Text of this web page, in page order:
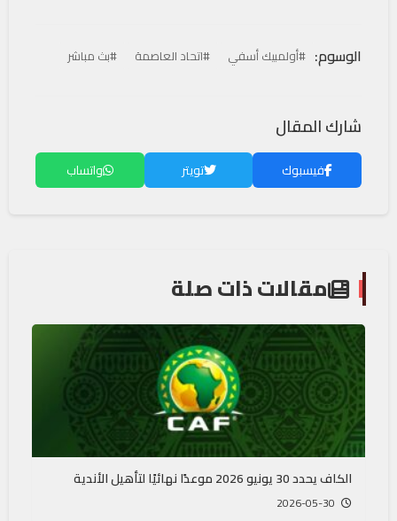
الوسوم: #أولمبيك أسفي #اتحاد العاصمة #بث مباشر
شارك المقال
فيسبوك تويتر واتساب
مقالات ذات صلة
الكاف يحدد 30 يونيو 2026 موعدًا نهائيًا لتأهيل الأندية